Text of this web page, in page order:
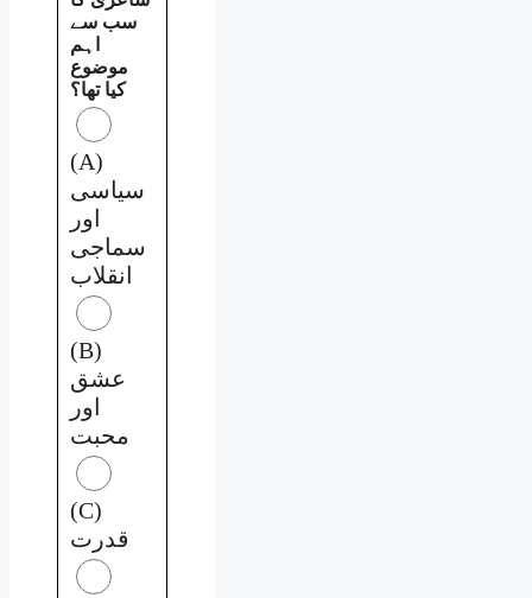
سب سے
اہم
موضوع
کیا تھا؟
(A)
سیاسی
اور
سماجی
انقلاب
(B)
عشق
اور
محبت
(C)
قدرت